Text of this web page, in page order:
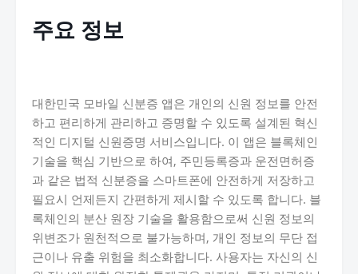
주요 정보
대한민국 모바일 신분증 앱은 개인의 신원 정보를 안전
하고 편리하게 관리하고 증명할 수 있도록 설계된 혁신
적인 디지털 신원증명 서비스입니다. 이 앱은 블록체인
기술을 핵심 기반으로 하여, 주민등록증과 운전면허증
과 같은 법적 신분증을 스마트폰에 안전하게 저장하고
필요시 언제든지 간편하게 제시할 수 있도록 합니다. 블
록체인의 분산 원장 기술을 활용함으로써 신원 정보의
위변조가 원천적으로 불가능하며, 개인 정보의 무단 접
근이나 유출 위험을 최소화합니다. 사용자는 자신의 신